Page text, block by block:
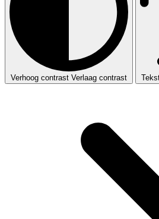
Verhoog contrast Verlaag contrast